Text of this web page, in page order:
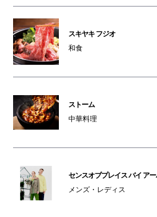
スキヤキ フジオ
和食
ストーム
中華料理
センスオブプレイス バイ ア
メンズ・レディス